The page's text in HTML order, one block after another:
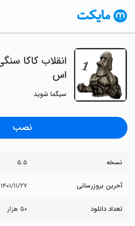
اس
سیگما شوید
نصب
نسخه ۵.۵
آخرین بروزرسانی ۱۴۰۱/۱۱/۲۷
تعداد دانلود ۵۰ هزار